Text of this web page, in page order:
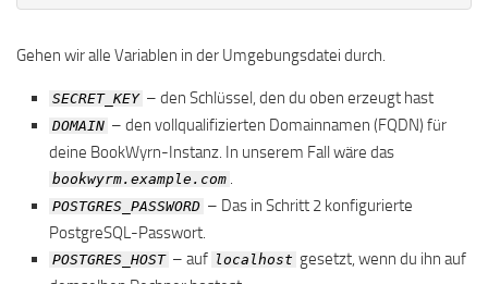
Gehen wir alle Variablen in der Umgebungsdatei durch.
SECRET_KEY – den Schlüssel, den du oben erzeugt hast
DOMAIN – den vollqualifizierten Domainnamen (FQDN) für
deine BookWyrn-Instanz. In unserem Fall wäre das
bookwyrm.example.com .
POSTGRES_PASSWORD – Das in Schritt 2 konfigurierte
PostgreSQL-Passwort.
POSTGRES_HOST – auf localhost gesetzt, wenn du ihn auf